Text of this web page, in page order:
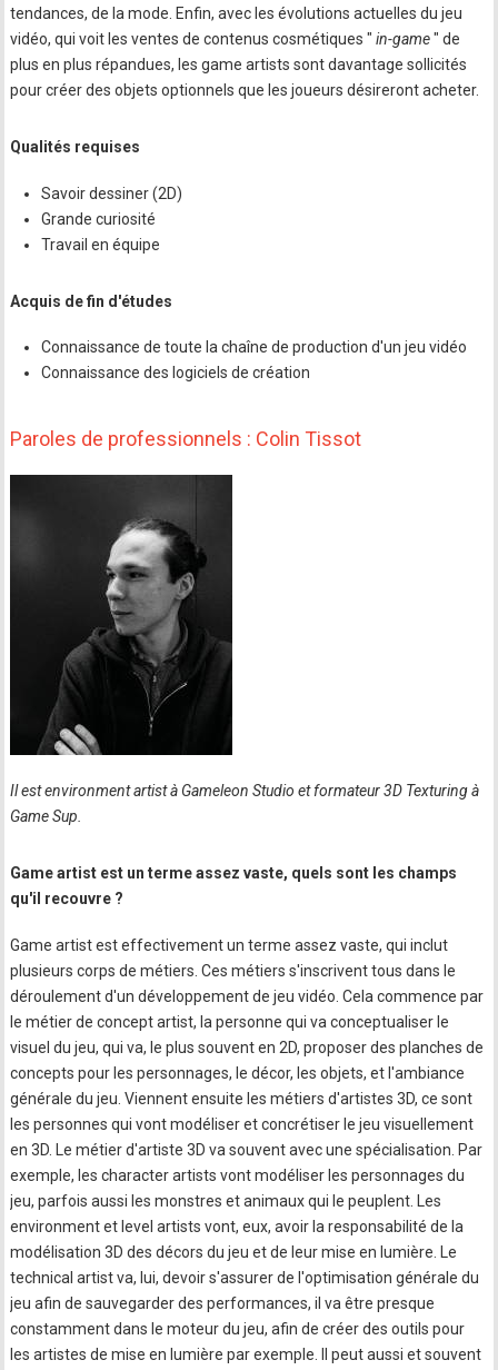
tendances, de la mode. Enfin, avec les évolutions actuelles du jeu
vidéo, qui voit les ventes de contenus cosmétiques " in-game" de
plus en plus répandues, les game artists sont davantage sollicités
pour créer des objets optionnels que les joueurs désireront acheter.
Qualités requises
Savoir dessiner (2D)
Grande curiosité
Travail en équipe
Acquis de fin d'études
Connaissance de toute la chaîne de production d'un jeu vidéo
Connaissance des logiciels de création
Paroles de professionnels : Colin Tissot
Il est environment artist à Gameleon Studio et formateur 3D Texturing à
Game Sup.
Game artist est un terme assez vaste, quels sont les champs
qu'il recouvre ?
Game artist est effectivement un terme assez vaste, qui inclut
plusieurs corps de métiers. Ces métiers s'inscrivent tous dans le
déroulement d'un développement de jeu vidéo. Cela commence par
le métier de concept artist, la personne qui va conceptualiser le
visuel du jeu, qui va, le plus souvent en 2D, proposer des planches de
concepts pour les personnages, le décor, les objets, et l'ambiance
générale du jeu. Viennent ensuite les métiers d'artistes 3D, ce sont
les personnes qui vont modéliser et concrétiser le jeu visuellement
en 3D. Le métier d'artiste 3D va souvent avec une spécialisation. Par
exemple, les character artists vont modéliser les personnages du
jeu, parfois aussi les monstres et animaux qui le peuplent. Les
environment et level artists vont, eux, avoir la responsabilité de la
modélisation 3D des décors du jeu et de leur mise en lumière. Le
technical artist va, lui, devoir s'assurer de l'optimisation générale du
jeu afin de sauvegarder des performances, il va être presque
constamment dans le moteur du jeu, afin de créer des outils pour
les artistes de mise en lumière par exemple. Il peut aussi et souvent